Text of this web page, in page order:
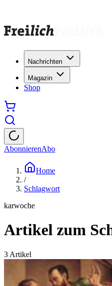
Nachrichten
Magazin
Shop
AbonnierenAbo
Home
/
Schlagwort
karwoche
Artikel zum
3 Artikel